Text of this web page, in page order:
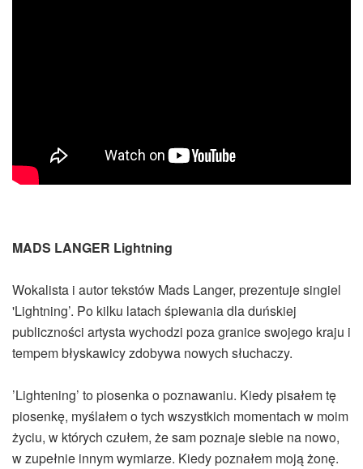
MADS LANGER Lightning
Wokalista i autor tekstów Mads Langer, prezentuje singiel
'Lightning’. Po kilku latach śpiewania dla duńskiej
publiczności artysta wychodzi poza granice swojego kraju i
tempem błyskawicy zdobywa nowych słuchaczy.
’Lightening’ to piosenka o poznawaniu. Kiedy pisałem tę
piosenkę, myślałem o tych wszystkich momentach w moim
życiu, w których czułem, że sam poznaje siebie na nowo,
w zupełnie innym wymiarze. Kiedy poznałem moją żonę.